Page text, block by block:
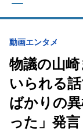
動画エンタメ
物議の山
いられる
ばかりの
った」発言